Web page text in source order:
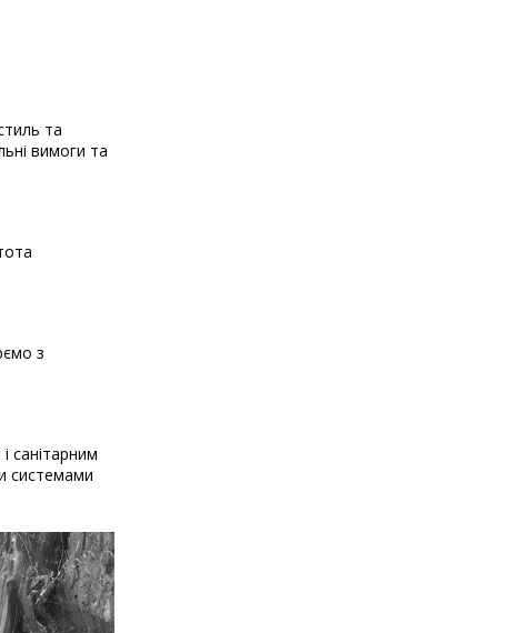
та
вимоги та
з
санітарним
системами